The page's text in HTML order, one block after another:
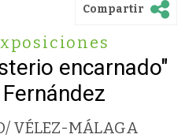
Compartir
encarnado"
VÉLEZ-MÁLAGA